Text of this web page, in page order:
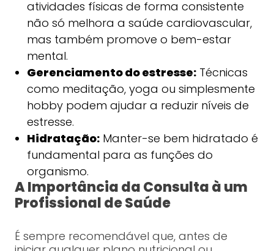
atividades físicas de forma consistente
não só melhora a saúde cardiovascular,
mas também promove o bem-estar
mental.
Gerenciamento do estresse:Técnicas
como meditação, yoga ou simplesmente
hobby podem ajudar a reduzir níveis de
estresse.
Hidratação:Manter-se bem hidratado é
fundamental para as funções do
organismo.
A Importância da Consulta à um
Profissional de Saúde
É sempre recomendável que, antes de